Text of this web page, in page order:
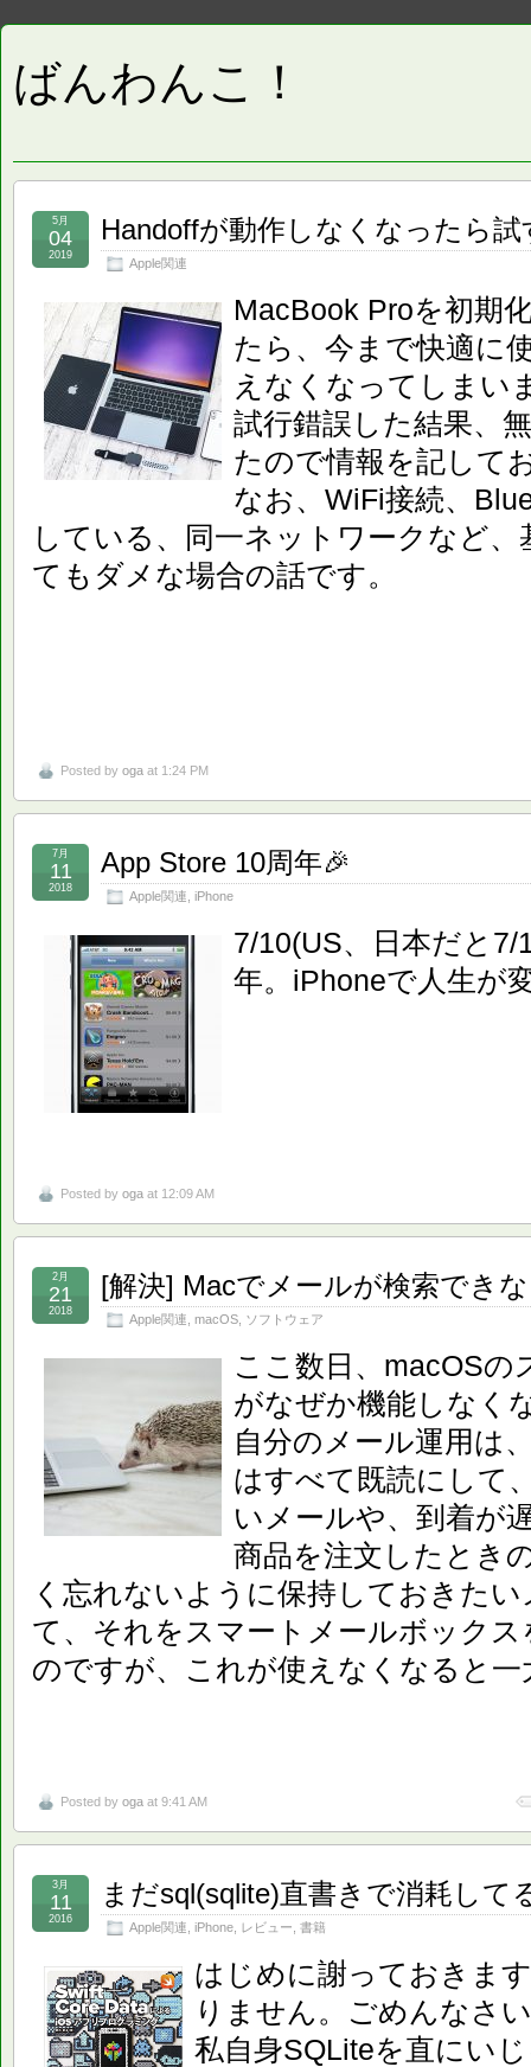
ばんわんこ！
Handoffが動作しなくなったら試
Apple関連
5月
04
2019
MacBook Proを初期
たら、今まで快適に
えなくなってしまい
試行錯誤した結果、
たので情報を記して
なお、WiFi接続、
している、同一ネットワークなど
てもダメな場合の話です。
Posted by oga at 1:24 PM
App Store 10周年🎉
Apple関連 iPhone
7月
11
2018
7/10(US、日本だと7/
年。iPhoneで人生が
Posted by oga at 12:09 AM
[解決] Macでメールが検索でき
Apple関連 macOS ソフトウェア
2月
21
2018
ここ数日、macOS
がなぜか機能しなく
自分のメール運用は
はすべて既読にして
いメールや、到着が
商品を注文したとき
く忘れないように保持しておきた
て、それをスマートメールボック
のですが、これが使えなくなると
Posted by oga at 9:41 AM
まだsql(sqlite)直書きで消耗して
Apple関連 iPhone レビュー 書籍
3月
11
2016
はじめに謝っておきま
りません。ごめんなさ
私自身SQLiteを直にい